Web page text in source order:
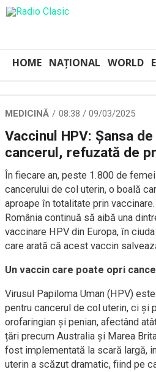
HOME NAȚIONAL WORLD
MEDICINĂ 08:38 / 09/03/2025
Vaccinul HPV: Șansa
cancerul, refuzată de
În fiecare an, peste 1.800 de
cancerului de col uterin, o boală
aproape în totalitate prin
România continuă să aibă una
vaccinare HPV din Europa, în
care arată că acest vaccin
Un vaccin care poate opri
Virusul Papiloma Uman (HPV)
pentru cancerul de col uterin, ci și
orofaringian și penian, afectând
țări precum Australia și Marea
fost implementată la scară largă,
uterin a scăzut dramatic, fiind pe